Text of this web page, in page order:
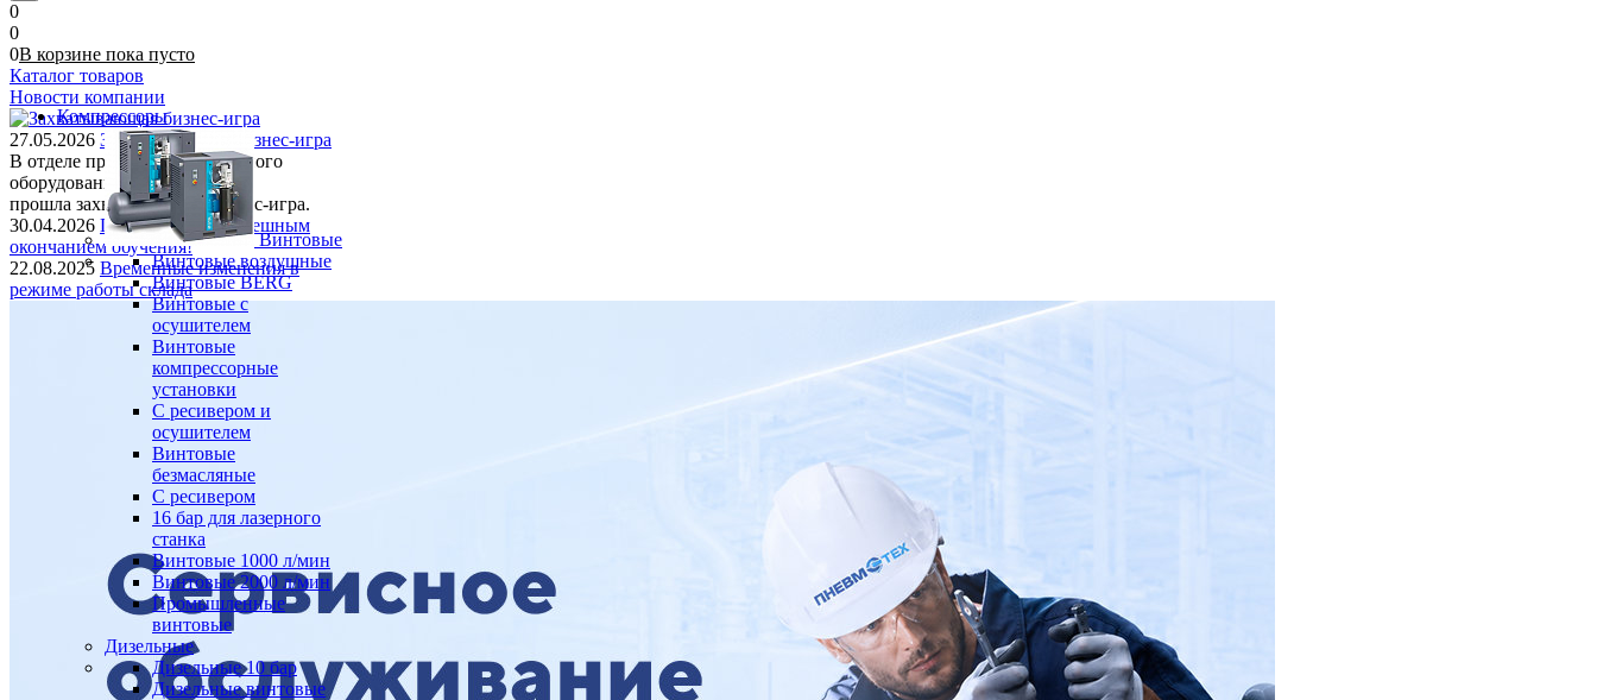
0
0
0В корзине пока пусто
Каталог товаров
Компрессоры
Винтовые
Винтовые воздушные
Винтовые BERG
Винтовые с
осушителем
Винтовые
компрессорные
установки
C ресивером и
осушителем
Винтовые
безмасляные
C ресивером
16 бар для лазерного
станка
Винтовые 1000 л/мин
Винтовые 2000 л/мин
Промышленные
винтовые
Дизельные
Дизельные 10 бар
Дизельные винтовые
Новости компании
27.05.2026 Захватывающая бизнес-игра
В отделе продаж компрессорного
оборудования
прошла захватывающая бизнес-игра.
30.04.2026 Поздравляем с успешным
окончанием обучения!
22.08.2025 Временные изменения в
режиме работы склада